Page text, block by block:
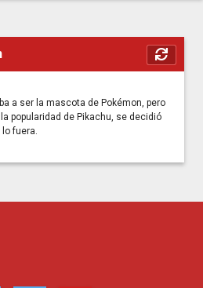
a ser la mascota de Pokémon, pero
popularidad de Pikachu, se decidió
fuera.